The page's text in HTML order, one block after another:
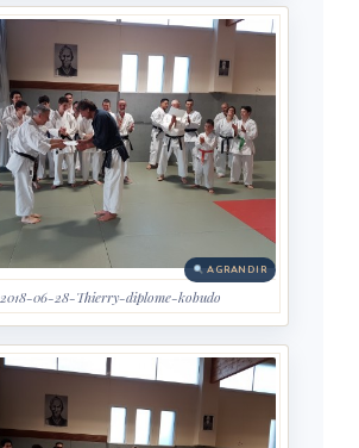
AGRANDIR
2018-06-28-Thierry-diplome-kobudo